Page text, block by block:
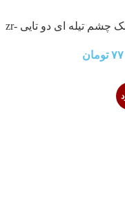
عروسک چشم تیله ای دو تایی zr-
تومان